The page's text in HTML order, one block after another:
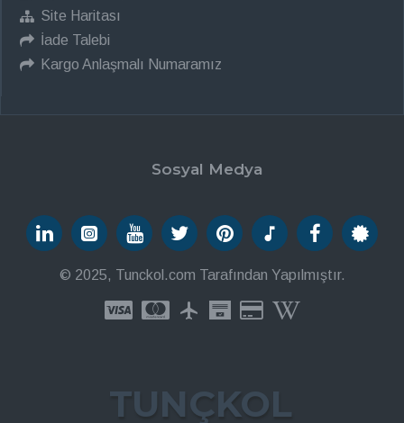
Site Haritası
İade Talebi
Kargo Anlaşmalı Numaramız
Sosyal Medya
© 2025, Tunckol.com Tarafından Yapılmıştır.
TUNÇKOL